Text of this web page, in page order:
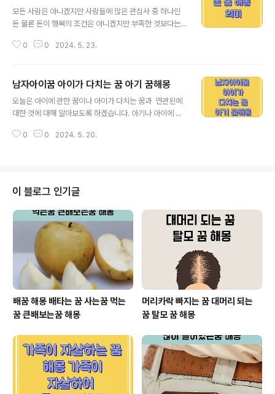
모든 사람은 아니겠지만 사람들에 많은 관심사 중 하나인
돈 물론 돈이 행복의 조건은 아니겠지만 부족한 것보다는
지도 않았던 돈이 뚝하고 떨어져 내린다면 상상만 하여도
의 인격이나 빈부의 격차 지위의 높고 낮음 등 사건 등의 일
들을 나타내어 주고 있으며 돈이 조금 소유하면 근심 걱정
이 생기고 돈을 많이 보유하고 있으면 보유한 만 일이나 액
돈벌레가 거울 표면에서 기어 다니는 꿈 돈벌레가 꿈속에
0 0 2024. 5. 23.
남자아이꿈 아이가 다치는 꿈 아기 꿈해몽
오늘은 아이에 관한 꿈이나 아이가 다치는 꿈과 연관된에
대한 것에 대해 알아보도록 하겠습니다. 아기나 아이에 관
올 것을 나타내고 자신의 인생의 전환기를 마련할 계기가
나 걱정거리가 한순간 사라져 버릴 것을 상징하고 하루하
루가 편안한 생활을 이어갈 징조 입니다. ◆ 아기를 안은
여자가 자신을 따라오는 꿈 자신이 계획하고 진행하는 일
을 누군가의 방해로 인해 어려움에 빠지거나 잦은 시비
로 골머리 아플 징조 입니다. ◆ 자신에게 명망이 높고 귀
인이 남자아이를 데려다 주는 꿈 ..
0 0 2024. 5. 20.
이 블로그 인기글
배꿈 해몽 배타는 꿈 사는꿈 먹는
꿈 큰배보는꿈 해몽
머리카락 빠지는 꿈 대머리 되는
꿈 탈모 꿈 해몽